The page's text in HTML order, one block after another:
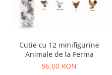
Ceasuri copii
Cutii muzicale
Cadouri bebelusi
Cadouri ieftine pentru copii
Cutie cu 12 minifigurine
Animale de la Ferma
96,00 RON